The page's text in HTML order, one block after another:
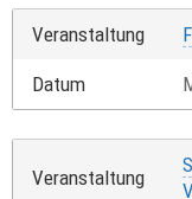
Veranstaltung
Datum
Veranstaltung